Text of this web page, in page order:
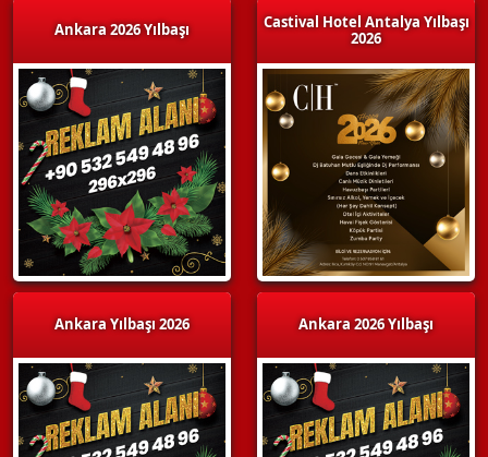
Ankara 2026 Yılbaşı
Ankara Yılbaşı 2026
Castival Hotel Antalya Yılbaşı
2026
Ankara 2026 Yılbaşı